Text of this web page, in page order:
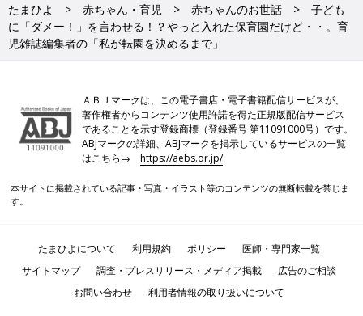
たまひよ 赤ちゃん・育児 赤ちゃんのお世話
子ども
に「ダメー！」を言わせる！？やっと入れた保育園だけど・・。育
児雑誌編集者の「私が転園を決めるまで」
ＡＢＪマークは、この電子書店・電子書籍配信サービスが、
著作権者からコンテンツ使用許諾を得た正規版配信サービス
であることを示す登録商標（登録番号 第11091000号）です。
ABJマークの詳細、ABJマークを掲示しているサービスの一覧
はこちら→https://aebs.or.jp/
本サイトに掲載されている記事・写真・イラスト等のコンテンツの無断転載を禁じま
す。
たまひよについて 利用規約 ポリシー
医師・専門家一覧
サイトマップ
調査・プレスリリース・メディア掲載
広告のご相談
お問い合わせ
利用者情報の取り扱いについて